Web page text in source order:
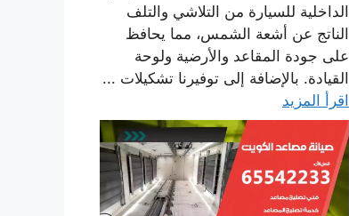
الداخلية للسيارة من التلاشي والتلف
الناتج عن أشعة الشمس، مما يحافظ
على جودة المقاعد والأرضية ولوحة
القيادة. بالإضافة إلى توفيرنا تشكيلات ...
اقرأ المزيد